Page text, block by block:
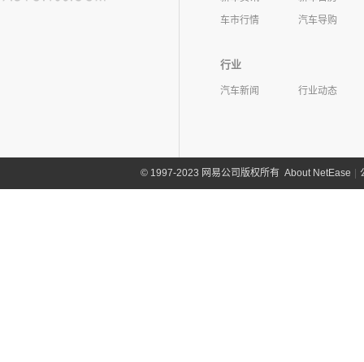
车市行情
汽车导购
行业
汽车新闻 行业动态
©1997-2023 网易公司版权所有 About NetEase